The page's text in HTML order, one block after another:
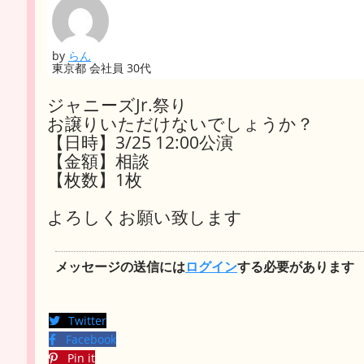
by らん
東京都 会社員 30代
ジャニーズJr.祭り
お譲りいただけないでしょうか？
【日時】3/25 12:00公演
【金額】相談
【枚数】1枚
よろしくお願い致します
メッセージの送信にはログインする必要があります
Twitter
Facebook
Pin it